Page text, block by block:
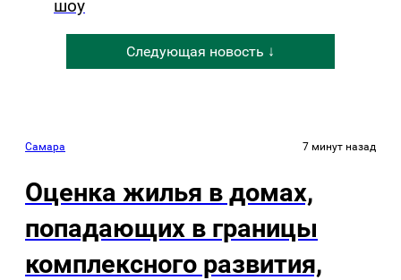
шоу
Следующая новость ↓
Самара 7 минут назад
Оценка жилья в домах,
попадающих в границы
комплексного развития,